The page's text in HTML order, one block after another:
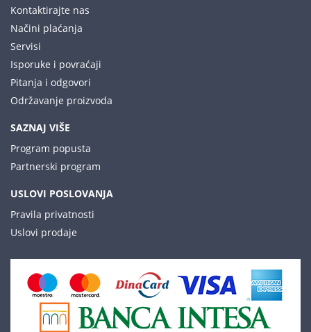
Kontaktirajte nas
Načini plaćanja
Servisi
Isporuke i povraćaji
Pitanja i odgovori
Održavanje proizvoda
SAZNAJ VIŠE
Program popusta
Partnerski program
USLOVI POSLOVANJA
Pravila privatnosti
Uslovi prodaje